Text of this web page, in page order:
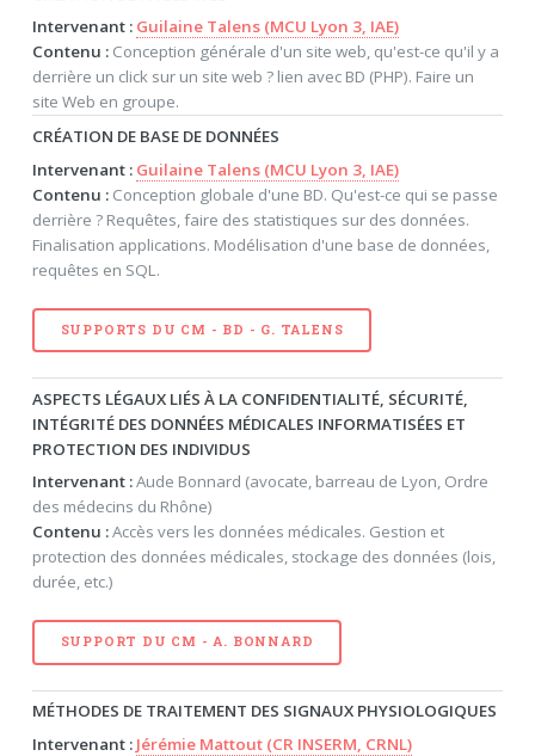
Intervenant : Guilaine Talens (MCU Lyon 3, IAE)
Contenu :Conception générale d'un site web, qu'est-ce qu'il y a
derrière un click sur un site web ? lien avec BD (PHP). Faire un
site Web en groupe.
CRÉATION DE BASE DE DONNÉES
Intervenant : Guilaine Talens (MCU Lyon 3, IAE)
Contenu :Conception globale d'une BD. Qu'est-ce qui se passe
derrière ? Requêtes, faire des statistiques sur des données.
Finalisation applications. Modélisation d'une base de données,
requêtes en SQL.
SUPPORTS DU CM - BD - G. TALENS
ASPECTS LÉGAUX LIÉS À LA CONFIDENTIALITÉ, SÉCURITÉ,
INTÉGRITÉ DES DONNÉES MÉDICALES INFORMATISÉES ET
PROTECTION DES INDIVIDUS
Intervenant :Aude Bonnard (avocate, barreau de Lyon, Ordre
des médecins du Rhône)
Contenu :Accès vers les données médicales. Gestion et
protection des données médicales, stockage des données (lois,
durée, etc.)
SUPPORT DU CM - A. BONNARD
MÉTHODES DE TRAITEMENT DES SIGNAUX PHYSIOLOGIQUES
Intervenant : Jérémie Mattout (CR INSERM, CRNL)